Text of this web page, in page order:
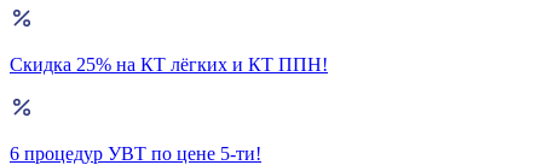
Скидка 25% на КТ лёгких и КТ ППН!
6 процедур УВТ по цене 5-ти!